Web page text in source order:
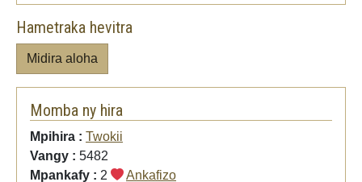
Hametraka hevitra
Midira aloha
Momba ny hira
Mpihira : Twokii
Vangy : 5482
Mpankafy : 2
Ankafizo